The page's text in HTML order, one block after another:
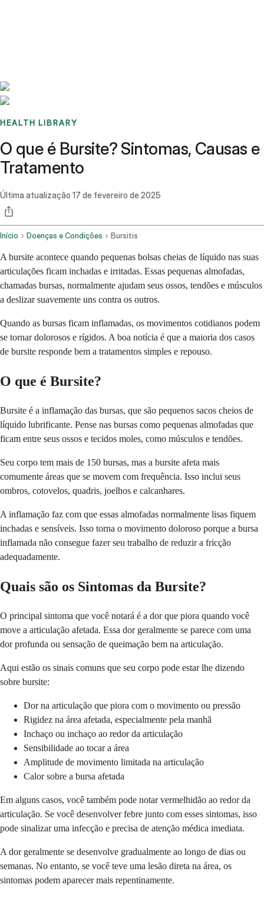
HEALTH LIBRARY
O que é Bursite? Sintomas, Causas e
Tratamento
Última atualização 17 de fevereiro de 2025
Início Doenças e Condições Bursitis
A bursite acontece quando pequenas bolsas cheias de líquido nas suas
articulações ficam inchadas e irritadas. Essas pequenas almofadas,
chamadas bursas, normalmente ajudam seus ossos, tendões e músculos
a deslizar suavemente uns contra os outros.
Quando as bursas ficam inflamadas, os movimentos cotidianos podem
se tornar dolorosos e rígidos. A boa notícia é que a maioria dos casos
de bursite responde bem a tratamentos simples e repouso.
O que é Bursite?
Bursite é a inflamação das bursas, que são pequenos sacos cheios de
líquido lubrificante. Pense nas bursas como pequenas almofadas que
ficam entre seus ossos e tecidos moles, como músculos e tendões.
Seu corpo tem mais de 150 bursas, mas a bursite afeta mais
comumente áreas que se movem com frequência. Isso inclui seus
ombros, cotovelos, quadris, joelhos e calcanhares.
A inflamação faz com que essas almofadas normalmente lisas fiquem
inchadas e sensíveis. Isso torna o movimento doloroso porque a bursa
inflamada não consegue fazer seu trabalho de reduzir a fricção
adequadamente.
Quais são os Sintomas da Bursite?
O principal sintoma que você notará é a dor que piora quando você
move a articulação afetada. Essa dor geralmente se parece com uma
dor profunda ou sensação de queimação bem na articulação.
Aqui estão os sinais comuns que seu corpo pode estar lhe dizendo
sobre bursite:
Dor na articulação que piora com o movimento ou pressão
Rigidez na área afetada, especialmente pela manhã
Inchaço ou inchaço ao redor da articulação
Sensibilidade ao tocar a área
Amplitude de movimento limitada na articulação
Calor sobre a bursa afetada
Em alguns casos, você também pode notar vermelhidão ao redor da
articulação. Se você desenvolver febre junto com esses sintomas, isso
pode sinalizar uma infecção e precisa de atenção médica imediata.
A dor geralmente se desenvolve gradualmente ao longo de dias ou
semanas. No entanto, se você teve uma lesão direta na área, os
sintomas podem aparecer mais repentinamente.